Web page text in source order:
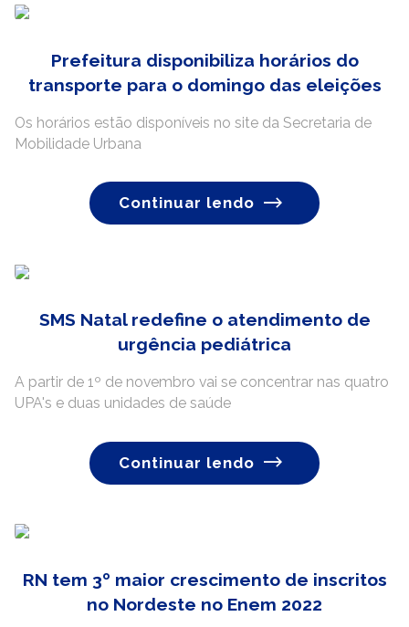
Prefeitura disponibiliza horários do
transporte para o domingo das eleições
Os horários estão disponíveis no site da Secretaria de
Mobilidade Urbana
Continuar lendo
SMS Natal redefine o atendimento de
urgência pediátrica
A partir de 1º de novembro vai se concentrar nas quatro
UPA's e duas unidades de saúde
Continuar lendo
RN tem 3º maior crescimento de inscritos
no Nordeste no Enem 2022